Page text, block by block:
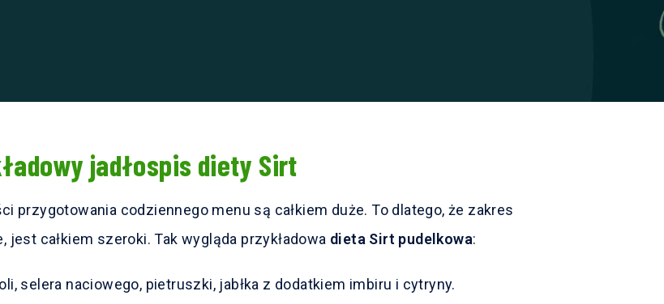
jadłospis diety Sirt
przygotowania codziennego menu są całkiem duże. To dlatego, że zakres
całkiem szeroki. Tak wygląda przykładowa dieta Sirt pudelkowa:
selera naciowego, pietruszki, jabłka z dodatkiem imbiru i cytryny.